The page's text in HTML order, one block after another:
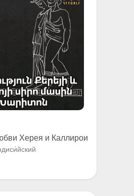
Херея и Каллирои